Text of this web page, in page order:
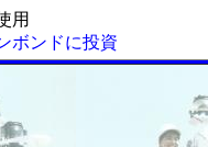
用
ボンドに投資